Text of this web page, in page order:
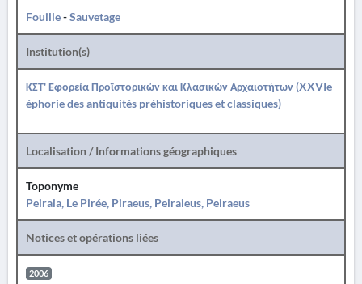
Fouille-Sauvetage
Institution(s)
ΚΣΤ' Εφορεία Προϊστορικών και Κλασικών Αρχαιοτήτων (XXVIe
éphorie des antiquités préhistoriques et classiques)
Localisation / Informations géographiques
Toponyme
Peiraia, Le Pirée, Piraeus, Peiraieus, Peiraeus
Notices et opérations liées
2006